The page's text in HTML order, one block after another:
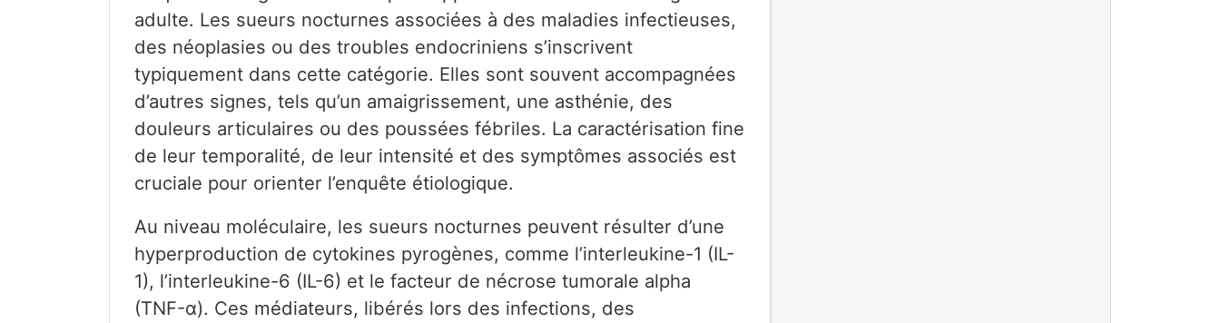
adulte. Les sueurs nocturnes associées à des maladies infectieuses,
des néoplasies ou des troubles endocriniens s’inscrivent
typiquement dans cette catégorie. Elles sont souvent accompagnées
d’autres signes, tels qu’un amaigrissement, une asthénie, des
douleurs articulaires ou des poussées fébriles. La caractérisation fine
de leur temporalité, de leur intensité et des symptômes associés est
cruciale pour orienter l’enquête étiologique.
Au niveau moléculaire, les sueurs nocturnes peuvent résulter d’une
hyperproduction de cytokines pyrogènes, comme l’interleukine-1 (IL-
1), l’interleukine-6 (IL-6) et le facteur de nécrose tumorale alpha
(TNF-α). Ces médiateurs, libérés lors des infections, des